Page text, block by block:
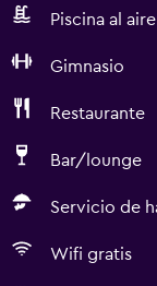
Piscina al
Gimnasio
Restaurante
Bar/lounge
Servicio de
Wifi gratis